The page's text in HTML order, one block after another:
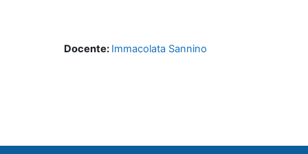
Docente: Immacolata Sannino